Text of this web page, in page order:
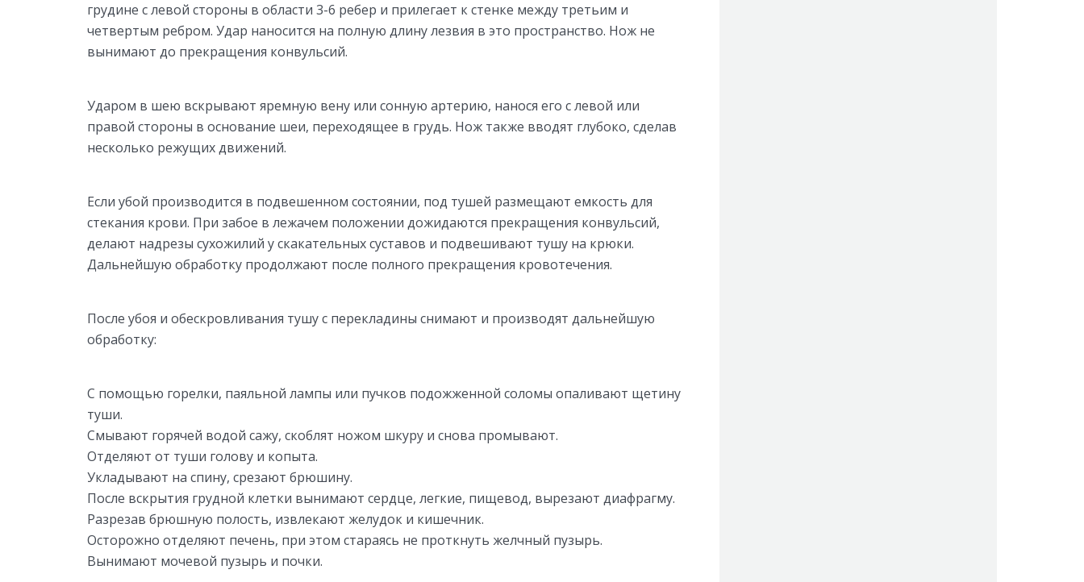
грудине с левой стороны в области 3-6 ребер и прилегает к стенке между третьим и
четвертым ребром. Удар наносится на полную длину лезвия в это пространство. Нож не
вынимают до прекращения конвульсий.
Ударом в шею вскрывают яремную вену или сонную артерию, нанося его с левой или
правой стороны в основание шеи, переходящее в грудь. Нож также вводят глубоко, сделав
несколько режущих движений.
Если убой производится в подвешенном состоянии, под тушей размещают емкость для
стекания крови. При забое в лежачем положении дожидаются прекращения конвульсий,
делают надрезы сухожилий у скакательных суставов и подвешивают тушу на крюки.
Дальнейшую обработку продолжают после полного прекращения кровотечения.
После убоя и обескровливания тушу с перекладины снимают и производят дальнейшую
обработку:
С помощью горелки, паяльной лампы или пучков подожженной соломы опаливают щетину
туши.
Смывают горячей водой сажу, скоблят ножом шкуру и снова промывают.
Отделяют от туши голову и копыта.
Укладывают на спину, срезают брюшину.
После вскрытия грудной клетки вынимают сердце, легкие, пищевод, вырезают диафрагму.
Разрезав брюшную полость, извлекают желудок и кишечник.
Осторожно отделяют печень, при этом стараясь не проткнуть желчный пузырь.
Вынимают мочевой пузырь и почки.